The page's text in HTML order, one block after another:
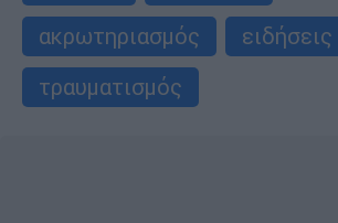
ακρωτηριασμός
ειδήσεις
τραυματισμός